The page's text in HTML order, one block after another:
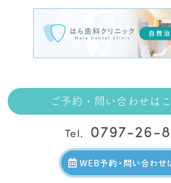
ご予約・問い合わせは
Tel. 0797-26-